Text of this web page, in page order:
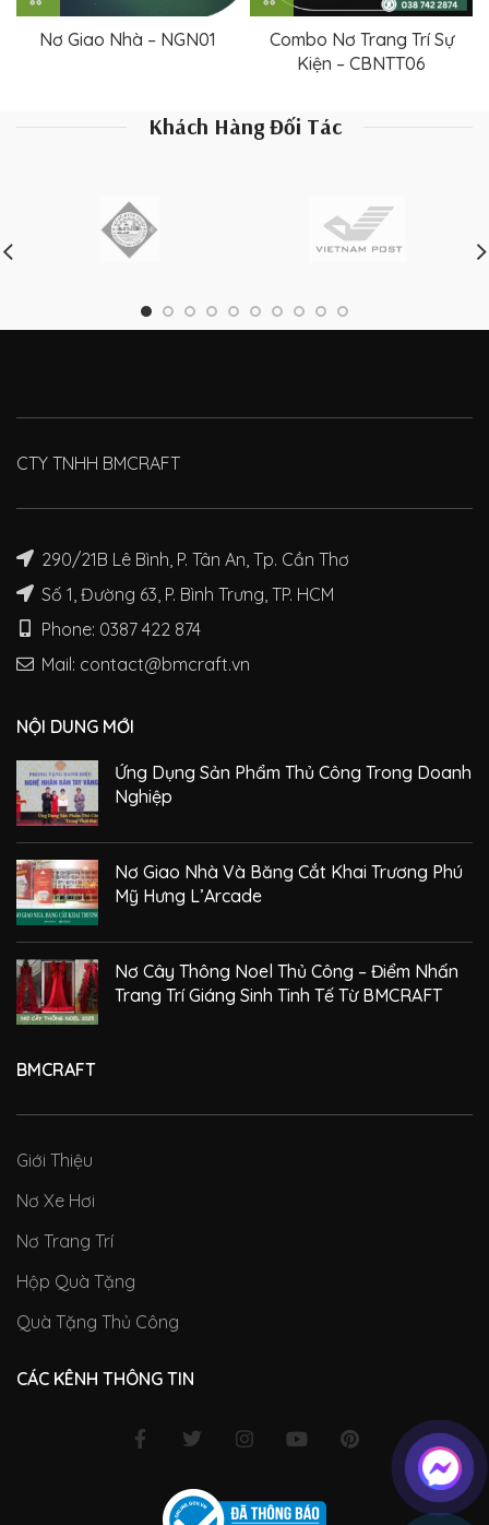
Nơ Giao Nhà – NGN01
Combo Nơ Trang Trí Sự
Kiện – CBNTT06
Khách Hàng Đối Tác
CTY TNHH BMCRAFT
290/21B Lê Bình, P. Tân An, Tp. Cần Thơ
Số 1, Đường 63, P. Bình Trưng, TP. HCM
Phone: 0387 422 874
Mail: contact@bmcraft.vn
NỘI DUNG MỚI
Ứng Dụng Sản Phẩm Thủ Công Trong Doanh
Nghiệp
Nơ Giao Nhà Và Băng Cắt Khai Trương Phú
Mỹ Hưng L’Arcade
Nơ Cây Thông Noel Thủ Công – Điểm Nhấn
Trang Trí Giáng Sinh Tinh Tế Từ BMCRAFT
BMCRAFT
Giới Thiệu
Nơ Xe Hơi
Nơ Trang Trí
Hộp Quà Tặng
Quà Tặng Thủ Công
CÁC KÊNH THÔNG TIN